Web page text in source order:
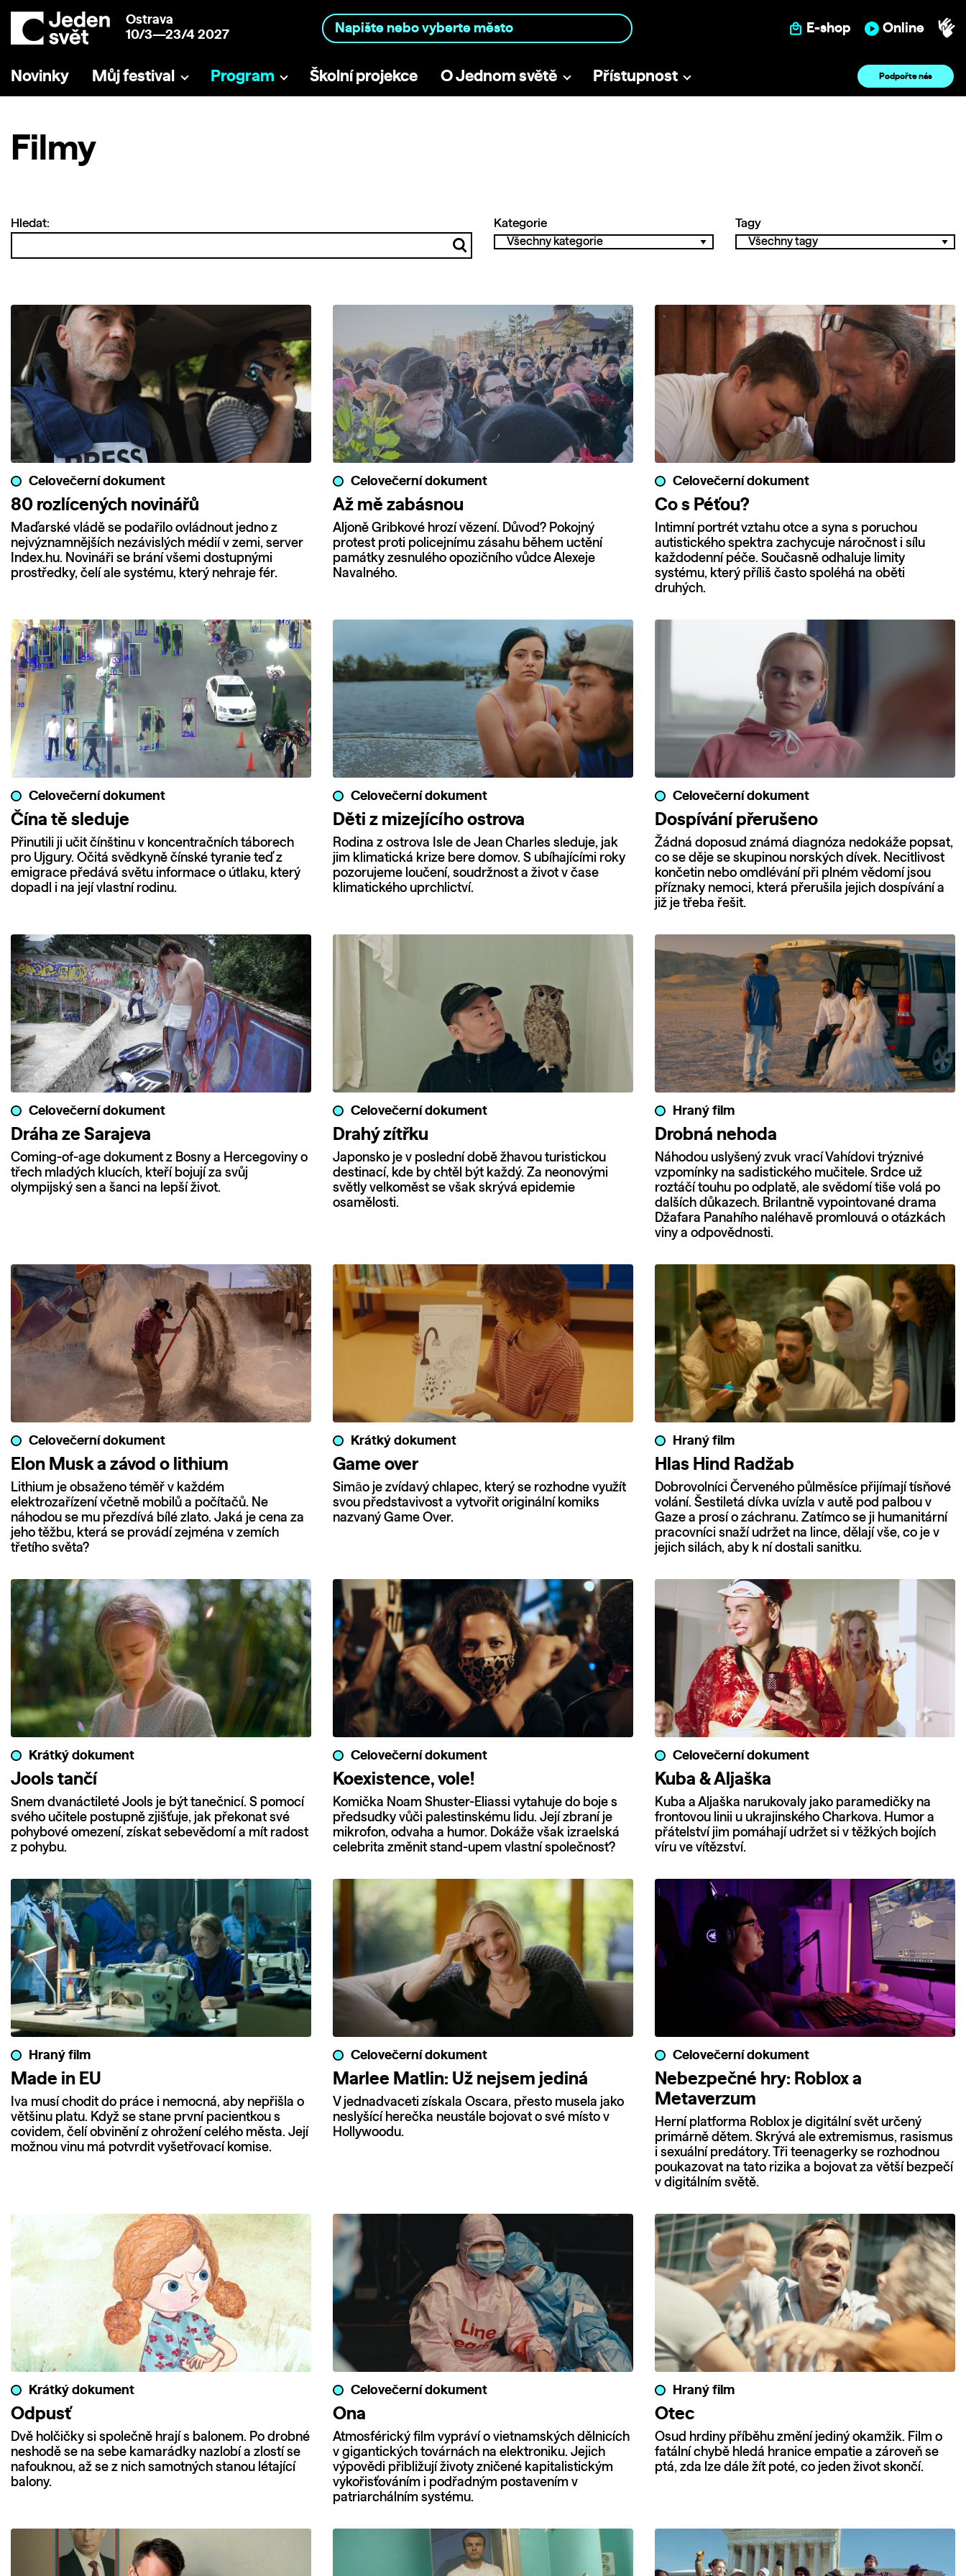
Ostrava
10/3—23/4 2027
E-shop Online
Novinky Můj festival Program Školní projekce O Jednom světě Přístupnost Podpořte nás
Filmy
Hledat: Kategorie Tagy
Celovečerní dokument
80 rozlícených novinářů
Maďarské vládě se podařilo ovládnout jedno z
nejvýznamnějších nezávislých médií v zemi, server
Index.hu. Novináři se brání všemi dostupnými
prostředky, čelí ale systému, který nehraje fér.
Celovečerní dokument
Až mě zabásnou
Aljoně Gribkové hrozí vězení. Důvod? Pokojný
protest proti policejnímu zásahu během uctění
památky zesnulého opozičního vůdce Alexeje
Navalného.
Celovečerní dokument
Co s Péťou?
Intimní portrét vztahu otce a syna s poruchou
autistického spektra zachycuje náročnost i sílu
každodenní péče. Současně odhaluje limity
systému, který příliš často spoléhá na oběti
druhých.
Celovečerní dokument
Čína tě sleduje
Přinutili ji učit čínštinu v koncentračních táborech
pro Ujgury. Očitá svědkyně čínské tyranie teď z
emigrace předává světu informace o útlaku, který
dopadl i na její vlastní rodinu.
Celovečerní dokument
Děti z mizejícího ostrova
Rodina z ostrova Isle de Jean Charles sleduje, jak
jim klimatická krize bere domov. S ubíhajícími roky
pozorujeme loučení, soudržnost a život v čase
klimatického uprchlictví.
Celovečerní dokument
Dospívání přerušeno
Žádná doposud známá diagnóza nedokáže popsat,
co se děje se skupinou norských dívek. Necitlivost
končetin nebo omdlévání při plném vědomí jsou
příznaky nemoci, která přerušila jejich dospívání a
již je třeba řešit.
Celovečerní dokument
Dráha ze Sarajeva
Coming-of-age dokument z Bosny a Hercegoviny o
třech mladých klucích, kteří bojují za svůj
olympijský sen a šanci na lepší život.
Celovečerní dokument
Drahý zítřku
Japonsko je v poslední době žhavou turistickou
destinací, kde by chtěl být každý. Za neonovými
světly velkoměst se však skrývá epidemie
osamělosti.
Hraný film
Drobná nehoda
Náhodou uslyšený zvuk vrací Vahídovi trýznivé
vzpomínky na sadistického mučitele. Srdce už
roztáčí touhu po odplatě, ale svědomí tiše volá po
dalších důkazech. Brilantně vypointované drama
Džafara Panahího naléhavě promlouvá o otázkách
viny a odpovědnosti.
Celovečerní dokument
Elon Musk a závod o lithium
Lithium je obsaženo téměř v každém
elektrozařízení včetně mobilů a počítačů. Ne
náhodou se mu přezdívá bílé zlato. Jaká je cena za
jeho těžbu, která se provádí zejména v zemích
třetího světa?
Krátký dokument
Game over
Simão je zvídavý chlapec, který se rozhodne využít
svou představivost a vytvořit originální komiks
nazvaný Game Over.
Hraný film
Hlas Hind Radžab
Dobrovolníci Červeného půlměsíce přijímají tísňové
volání. Šestiletá dívka uvízla v autě pod palbou v
Gaze a prosí o záchranu. Zatímco se ji humanitární
pracovníci snaží udržet na lince, dělají vše, co je v
jejich silách, aby k ní dostali sanitku.
Krátký dokument
Jools tančí
Snem dvanáctileté Jools je být tanečnicí. S pomocí
svého učitele postupně zjišťuje, jak překonat své
pohybové omezení, získat sebevědomí a mít radost
z pohybu.
Celovečerní dokument
Koexistence, vole!
Komička Noam Shuster-Eliassi vytahuje do boje s
předsudky vůči palestinskému lidu. Její zbraní je
mikrofon, odvaha a humor. Dokáže však izraelská
celebrita změnit stand-upem vlastní společnost?
Celovečerní dokument
Kuba & Aljaška
Kuba a Aljaška narukovaly jako paramedičky na
frontovou linii u ukrajinského Charkova. Humor a
přátelství jim pomáhají udržet si v těžkých bojích
víru ve vítězství.
Hraný film
Made in EU
Iva musí chodit do práce i nemocná, aby nepřišla o
většinu platu. Když se stane první pacientkou s
covidem, čelí obvinění z ohrožení celého města. Její
možnou vinu má potvrdit vyšetřovací komise.
Celovečerní dokument
Marlee Matlin: Už nejsem jediná
V jednadvaceti získala Oscara, přesto musela jako
neslyšící herečka neustále bojovat o své místo v
Hollywoodu.
Celovečerní dokument
Nebezpečné hry: Roblox a
Metaverzum
Herní platforma Roblox je digitální svět určený
primárně dětem. Skrývá ale extremismus, rasismus
i sexuální predátory. Tři teenagerky se rozhodnou
poukazovat na tato rizika a bojovat za větší bezpečí
v digitálním světě.
Krátký dokument
Odpusť
Dvě holčičky si společně hrají s balonem. Po drobné
neshodě se na sebe kamarádky nazlobí a zlostí se
nafouknou, až se z nich samotných stanou létající
balony.
Celovečerní dokument
Ona
Atmosférický film vypráví o vietnamských dělnicích
v gigantických továrnách na elektroniku. Jejich
výpovědi přibližují životy zničené kapitalistickým
vykořisťováním i podřadným postavením v
patriarchálním systému.
Hraný film
Otec
Osud hrdiny příběhu změní jediný okamžik. Film o
fatální chybě hledá hranice empatie a zároveň se
ptá, zda lze dále žít poté, co jeden život skončí.